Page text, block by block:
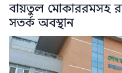
বায়তুল মোকাররমসহ
সতর্ক অবস্থান